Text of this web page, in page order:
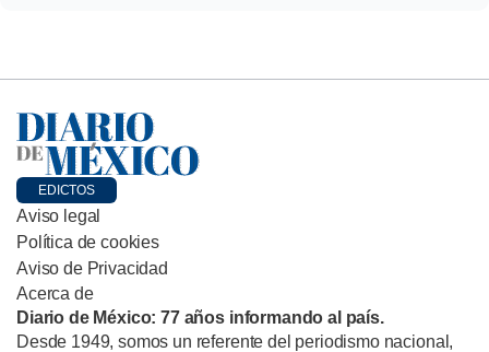
EDICTOS
Aviso legal
Política de cookies
Aviso de Privacidad
Acerca de
Diario de México: 77 años informando al país.
Desde 1949, somos un referente del periodismo nacional,